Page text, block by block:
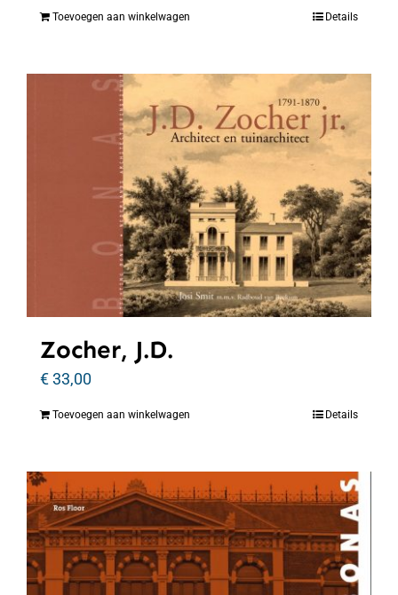
Toevoegen aan winkelwagen Details
Zocher, J.D.
€33,00
Toevoegen aan winkelwagen Details